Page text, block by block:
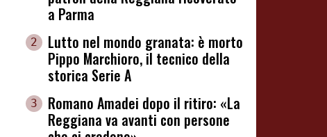
a Parma
2
Lutto nel mondo granata: è morto
Pippo Marchioro, il tecnico della
storica Serie A
3
Romano Amadei dopo il ritiro: «La
Reggiana va avanti con persone